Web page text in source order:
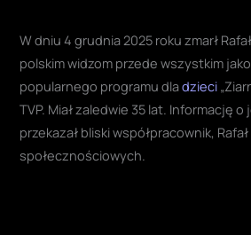
W dniu 4 grudnia 2025 roku zmarł
polskim widzom przede wszystkim
popularnego programu dladzieci
TVP. Miał zaledwie 35 lat. Informację
przekazał bliski współpracownik,
społecznościowych.